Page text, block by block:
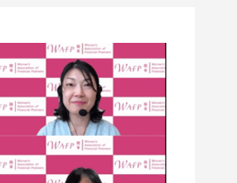
２回WAFPフェスタ（2024年11月7日
催）